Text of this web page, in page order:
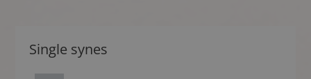
Single synes